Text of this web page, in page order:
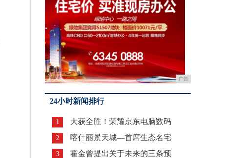
广告
24小时新闻排行
1 大获全胜！荣耀京东电脑数码
2 喀什丽景天城—首席生态名宅
3 霍金曾提出关于未来的三条预